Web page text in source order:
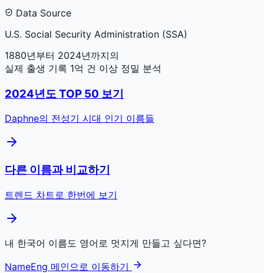
Data Source
U.S. Social Security Administration (SSA)
1880년부터 2024년까지의
실제 출생 기록 1억 건 이상 정밀 분석
2024년도 TOP 50 보기
Daphne의 전성기 시대 인기 이름들
다른 이름과 비교하기
트렌드 차트로 한번에 보기
내 한국어 이름도 영어로 멋지게 만들고 싶다면?
NameEng 메인으로 이동하기